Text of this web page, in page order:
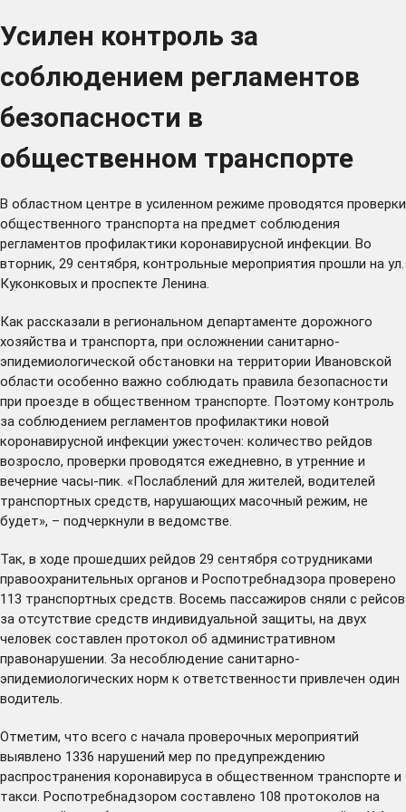
Усилен контроль за
соблюдением регламентов
безопасности в
общественном транспорте
В областном центре в усиленном режиме проводятся проверки
общественного транспорта на предмет соблюдения
регламентов профилактики коронавирусной инфекции. Во
вторник, 29 сентября, контрольные мероприятия прошли на ул.
Куконковых и проспекте Ленина.
Как рассказали в региональном департаменте дорожного
хозяйства и транспорта, при осложнении санитарно-
эпидемиологической обстановки на территории Ивановской
области особенно важно соблюдать правила безопасности
при проезде в общественном транспорте. Поэтому контроль
за соблюдением регламентов профилактики новой
коронавирусной инфекции ужесточен: количество рейдов
возросло, проверки проводятся ежедневно, в утренние и
вечерние часы-пик. «Послаблений для жителей, водителей
транспортных средств, нарушающих масочный режим, не
будет», – подчеркнули в ведомстве.
Так, в ходе прошедших рейдов 29 сентября сотрудниками
правоохранительных органов и Роспотребнадзора проверено
113 транспортных средств. Восемь пассажиров сняли с рейсов
за отсутствие средств индивидуальной защиты, на двух
человек составлен протокол об административном
правонарушении. За несоблюдение санитарно-
эпидемиологических норм к ответственности привлечен один
водитель.
Отметим, что всего с начала проверочных мероприятий
выявлено 1336 нарушений мер по предупреждению
распространения коронавируса в общественном транспорте и
такси. Роспотребнадзором составлено 108 протоколов на